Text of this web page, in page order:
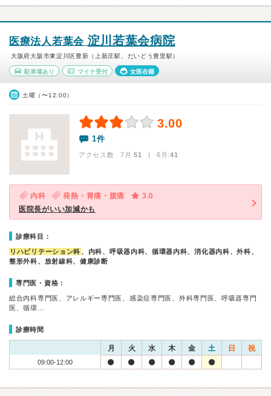
医療法人若葉会 淀川若葉会病院
大阪府大阪市東淀川区豊新（上新庄駅、だいどう豊里駅）
駐車場あり マイナ受付 女医在籍
土曜（〜12:00）
3.00
1件
アクセス数 7月:51 | 6月:41
内科 発熱・胃痛・腹痛
3.0
医院長がいい加減かも
診療科目：
リハビリテーション科 、内科、呼吸器内科、循環器内科、消化器内科、外科、
整形外科、放射線科、健康診断
専門医・資格：
総合内科専門医、アレルギー専門医、感染症専門医、外科専門医、呼吸器専門
医、循環…
診療時間
月 火 水 木 金 土 日 祝
09:00-12:00